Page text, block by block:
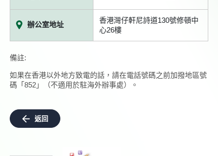
辦公室地址
香港灣仔軒尼詩道130號修頓中
心26樓
備註:
如果在香港以外地方致電的話，請在電話號碼之前加撥地區號
碼「852」（不適用於駐海外辦事處）。
返回